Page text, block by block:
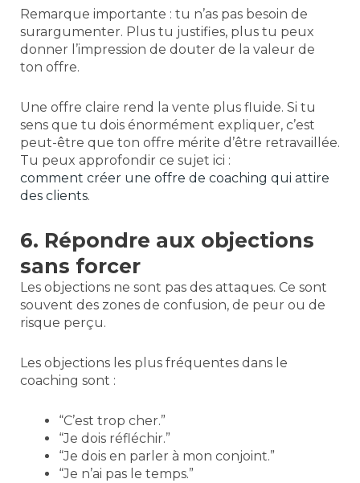
Remarque importante : tu n’as pas besoin de
surargumenter. Plus tu justifies, plus tu peux
donner l’impression de douter de la valeur de
ton offre.
Une offre claire rend la vente plus fluide. Si tu
sens que tu dois énormément expliquer, c’est
peut-être que ton offre mérite d’être retravaillée.
Tu peux approfondir ce sujet ici :
comment créer une offre de coaching qui attire
des clients.
6. Répondre aux objections
sans forcer
Les objections ne sont pas des attaques. Ce sont
souvent des zones de confusion, de peur ou de
risque perçu.
Les objections les plus fréquentes dans le
coaching sont :
“C’est trop cher.”
“Je dois réfléchir.”
“Je dois en parler à mon conjoint.”
“Je n’ai pas le temps.”